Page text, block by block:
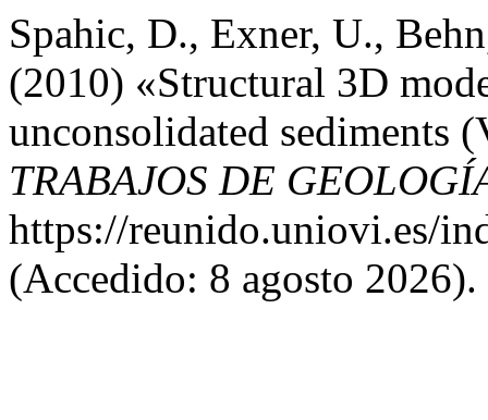
Spahic, D., Exner, U.,
(2010) «Structural 3D
unconsolidated sediments
TRABAJOS DE
https://reunido.uniovi.es/
(Accedido: 8 agosto 2026).